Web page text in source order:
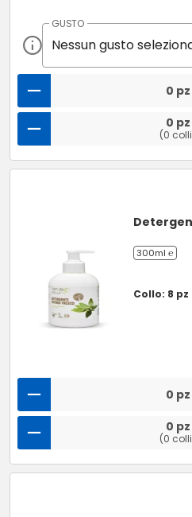
GUSTO
Nessun gusto
0 pz
0 pz
(0
300ml ℮
Collo: 8
0 pz
0 pz
(0